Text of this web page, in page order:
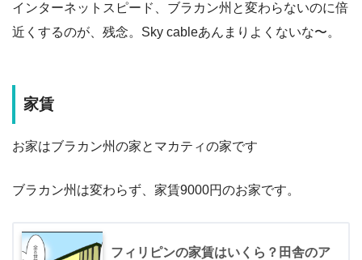
インターネットスピード、ブラカン州と変わらないのに倍
近くするのが、残念。Sky cableあんまりよくないな〜。
家賃
お家はブラカン州の家とマカティの家です
ブラカン州は変わらず、家賃9000円のお家です。
フィリピンの家賃はいくら？田舎のア